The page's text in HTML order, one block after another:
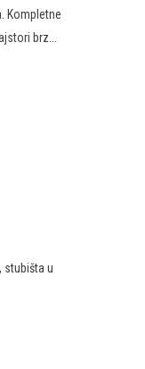
Kompletne
brz...
stubišta u